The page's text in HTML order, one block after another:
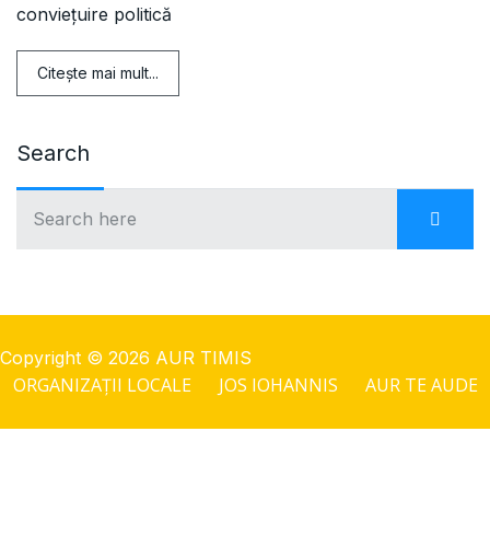
conviețuire politică
Citeşte mai mult...
Search
Copyright © 2026 AUR TIMIS
ORGANIZAȚII LOCALE JOS IOHANNIS AUR TE AUDE